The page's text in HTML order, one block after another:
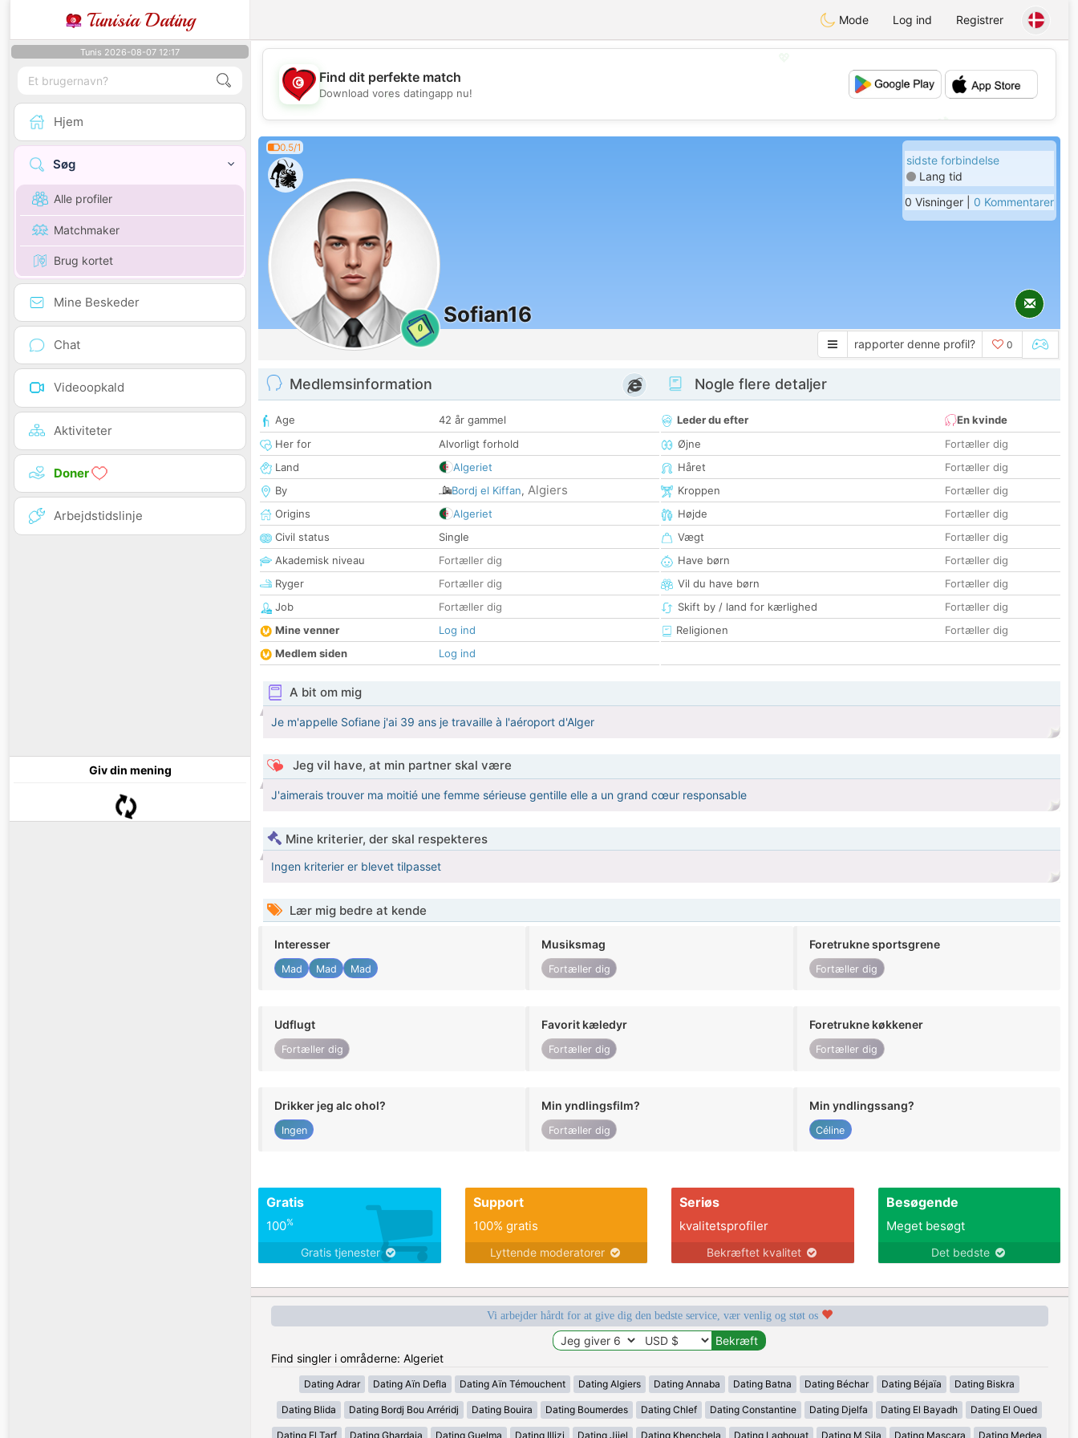
Tunisia Dating Mode Log ind Registrer
Tunis 2026-08-07 12:17
Hjem
Søg
Alle profiler
Matchmaker
Brug kortet
Mine Beskeder
Chat
Videoopkald
Aktiviteter
Doner
Arbejdstidslinje
Giv din mening
💖
Find dit perfekte match
Download vores datingapp nu!
0.5/1
0
Sofian16
sidste forbindelse
Lang tid
0 Visninger | 0 Kommentarer
rapporter denne profil? 0
Medlemsinformation
Age
42 år gammel
Her for
Alvorligt forhold
Land
Algeriet
By
Bordj el Kiffan, Algiers
Origins
Algeriet
Civil status
Single
Akademisk niveau
Fortæller dig
Ryger
Fortæller dig
Job
Fortæller dig
Mine venner
Log ind
Medlem siden
Log ind
Nogle flere detaljer
Leder du efter
En kvinde
Øjne
Fortæller dig
Håret
Fortæller dig
Kroppen
Fortæller dig
Højde
Fortæller dig
Vægt
Fortæller dig
Have børn
Fortæller dig
Vil du have børn
Fortæller dig
Skift by / land for kærlighed
Fortæller dig
Religionen
Fortæller dig
A bit om mig
Je m'appelle Sofiane j'ai 39 ans je travaille à l'aéroport d'Alger
Jeg vil have, at min partner skal være
J'aimerais trouver ma moitié une femme sérieuse gentille elle a un grand cœur responsable
Mine kriterier, der skal respekteres
Ingen kriterier er blevet tilpasset
Lær mig bedre at kende
Interesser
Mad Mad Mad
Musiksmag
Fortæller dig
Foretrukne sportsgrene
Fortæller dig
Udflugt
Fortæller dig
Favorit kæledyr
Fortæller dig
Foretrukne køkkener
Fortæller dig
Drikker jeg alc ohol?
Ingen
Min yndlingsfilm?
Fortæller dig
Min yndlingssang?
Céline
Gratis
100%
Gratis tjenester
Support
100% gratis
Lyttende moderatorer
Seriøs
kvalitetsprofiler
Bekræftet kvalitet
Besøgende
Meget besøgt
Det bedste
Vi arbejder hårdt for at give dig den bedste service, vær venlig og støt os
Find singler i områderne: Algeriet
Dating Adrar Dating Aïn Defla Dating Aïn Témouchent Dating Algiers Dating Annaba Dating Batna Dating Béchar Dating Béjaïa Dating Biskra
Dating Blida Dating Bordj Bou Arréridj Dating Bouira Dating Boumerdes Dating Chlef Dating Constantine Dating Djelfa Dating El Bayadh Dating El Oued
Dating El Tarf Dating Ghardaia Dating Guelma Dating Illizi Dating Jijel Dating Khenchela Dating Laghouat Dating M Sila Dating Mascara Dating Medea